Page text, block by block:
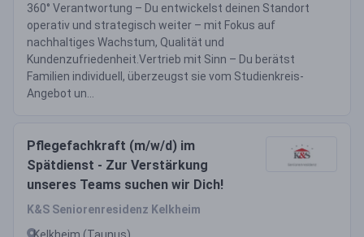
360° Verantwortung – Du entwickelst deinen Standort
operativ und strategisch weiter – mit Fokus auf
nachhaltiges Wachstum, Qualität und
Kundenzufriedenheit.Vertrieb mit Sinn – Du berätst
Familien individuell, überzeugst sie vom Studienkreis-
Angebot un...
Pflegefachkraft (m/w/d) im
Spätdienst - Zur Verstärkung
unseres Teams suchen wir Dich!
K&S Seniorenresidenz Kelkheim
Kelkheim (Taunus)